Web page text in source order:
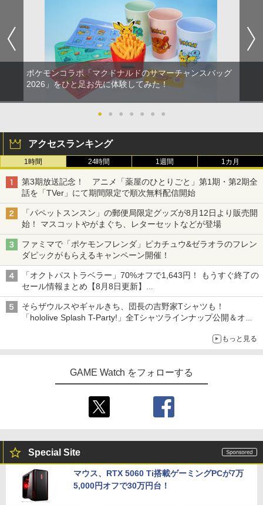
ポケモンコラボ「マクドナルドのサマーチャンスバッグ
2026」をひと足お先に体験してみた！
● ● ● ● ● ● ●
アクセスランキング
1時間 24時間 1週間 1カ月
第3期放送記念！ アニメ「薬屋のひとりごと」第1期・第2期全
話を「TVer」にて期間限定で順次無料配信開始
「パペットスンスン」の郵便局限定グッズが8月12日より販売開
始！ マスコットやがまぐち、レターセットなどが登場
ファミマで「ポケモンフレンダ」ピカチュウ&ゼラオラのフレン
ダピックがもらえるキャンペーン開催！
「オクトパストラベラー」70%オフで1,643円！ もうすぐ終了の
セール情報まとめ【8月8日更新】
ニンテンドーeショップでは「大神 絶景版」が67%オフで990円
そらザウルスやギャルきち、団長の吉野家Tシャツも！
「hololive Splash T-Party!」全Tシャツラインナップ公開＆オン
もっと見る
GAME Watch をフォローする
Special Site
マウス、RTX 5060 Ti搭載ゲーミングPCが7万
5,000円オフで30万円台！